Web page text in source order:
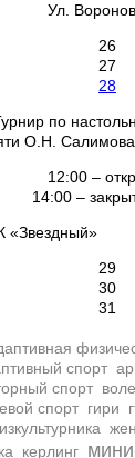
Ул.
26
27
28
по
О.Н. Салимова
12:00 –
14:00 –
29
30
31
спорт
спорт
спорт гири
керлинг